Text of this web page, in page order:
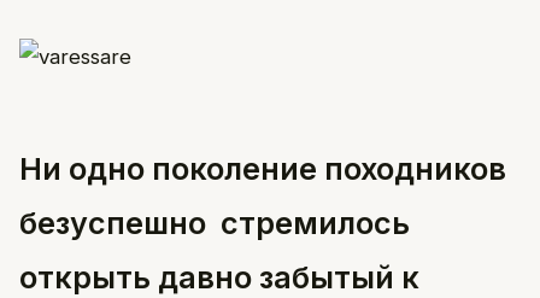
Ни одно поколение походников
безуспешно стремилось
открыть давно забытый к